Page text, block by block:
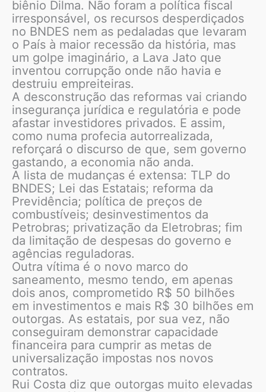
biênio Dilma. Não foram a política fiscal
irresponsável, os recursos desperdiçados
no BNDES nem as pedaladas que levaram
o País à maior recessão da história, mas
um golpe imaginário, a Lava Jato que
inventou corrupção onde não havia e
destruiu empreiteiras.
A desconstrução das reformas vai criando
insegurança jurídica e regulatória e pode
afastar investidores privados. E assim,
como numa profecia autorrealizada,
reforçará o discurso de que, sem governo
gastando, a economia não anda.
A lista de mudanças é extensa: TLP do
BNDES; Lei das Estatais; reforma da
Previdência; política de preços de
combustíveis; desinvestimentos da
Petrobras; privatização da Eletrobras; fim
da limitação de despesas do governo e
agências reguladoras.
Outra vítima é o novo marco do
saneamento, mesmo tendo, em apenas
dois anos, comprometido R$ 50 bilhões
em investimentos e mais R$ 30 bilhões em
outorgas. As estatais, por sua vez, não
conseguiram demonstrar capacidade
financeira para cumprir as metas de
universalização impostas nos novos
contratos.
Rui Costa diz que outorgas muito elevadas